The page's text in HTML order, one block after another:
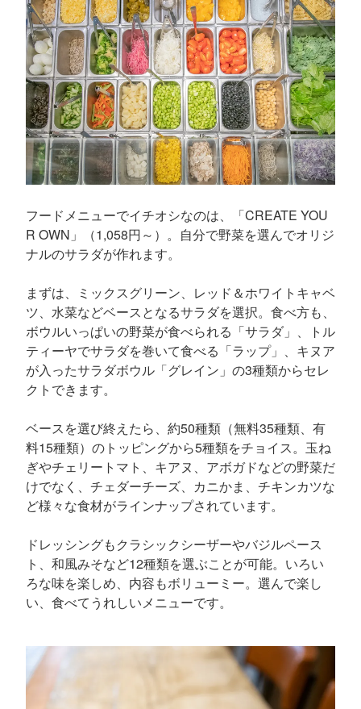
フードメニューでイチオシなのは、「CREATE YOU
R OWN」（1,058円～）。自分で野菜を選んでオリジ
ナルのサラダが作れます。
まずは、ミックスグリーン、レッド＆ホワイトキャベ
ツ、水菜などベースとなるサラダを選択。食べ方も、
ボウルいっぱいの野菜が食べられる「サラダ」、トル
ティーヤでサラダを巻いて食べる「ラップ」、キヌア
が入ったサラダボウル「グレイン」の3種類からセレ
クトできます。
ベースを選び終えたら、約50種類（無料35種類、有
料15種類）のトッピングから5種類をチョイス。玉ね
ぎやチェリートマト、キアヌ、アボガドなどの野菜だ
けでなく、チェダーチーズ、カニかま、チキンカツな
ど様々な食材がラインナップされています。
ドレッシングもクラシックシーザーやバジルペース
ト、和風みそなど12種類を選ぶことが可能。いろい
ろな味を楽しめ、内容もボリューミー。選んで楽し
い、食べてうれしいメニューです。